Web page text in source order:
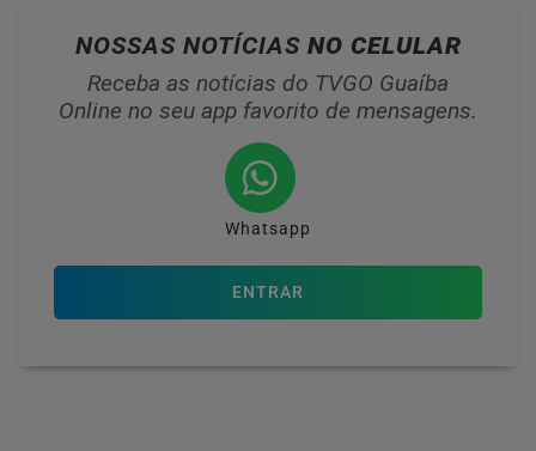
NOSSAS NOTÍCIAS NO CELULAR
Receba as notícias do TVGO Guaíba
Online no seu app favorito de mensagens.
Whatsapp
ENTRAR